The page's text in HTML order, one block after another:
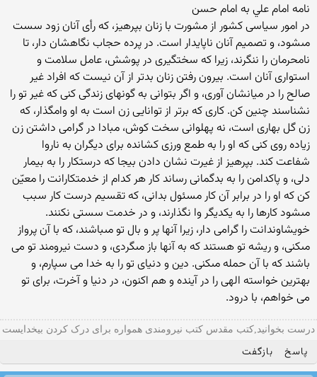
نامه امام علي به امام حسن
در امور سياسى كشور از مشورت با زنان بپرهيز، كه رأى آنان زود سست
مى‏شود، و تصميم آنان ناپايدار است. در پرده حجاب نگاهشان دار، تا
نامحرمان را ننگرند، زيرا كه سخت‏گيرى در پوشش، عامل سلامت و
استوارى آنان است. بيرون رفتن زنان بدتر از آن نيست كه افراد غير
صالح را در ميانشان آورى، و اگر بتوانى به گونه‏اى زندگى كنى كه غير تو را
نشناسند چنين كن. كارى كه برتر از توانايى زن است به او وامگذار، كه
زن گل بهارى است، نه پهلوانى سخت كوش، مبادا در گرامى داشتن زن
زياده روى كنى كه او را به طمع ورزى كشانده براى ديگران به ناروا
شفاعت كند. بپرهيز از غيرت نشان دادن بيجا كه درستكار را به بيمار
دلى، و پاكدامن را به بدگمانى رساند كار هر كدام از خدمتكارانت را معيّن
كن كه او را در برابر آن كار مسئول بدانى، كه تقسيم درست كار سبب
مى‏شود كارها را به يكديگر وا نگذارند، و در خدمت سستى نكنند.
خويشاوندانت را گرامى دار، زيرا آنها پر و بال تو مى‏باشند، كه با آن پرواز
مى‏كنى، و ريشه تو هستند كه به آنها باز مى‏گردى، و دست نيرومند تو مى‏
باشند كه با آن حمله مى‏كنى. دين و دنياى تو را به خدا مى ‏سپارم، و
بهترين خواسته الهى را در آينده و هم اكنون، در دنيا و آخرت، براى تو
مى‏ خواهم، با درود.
درست بخوانید,کتب مقدس کتب نیرومندی همواره برای درک کردن بیخدایست
پاسخ بازگفت